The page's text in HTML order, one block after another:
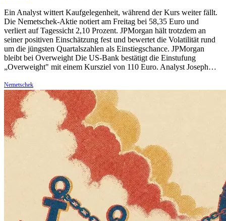
Ein Analyst wittert Kaufgelegenheit, während der Kurs weiter fällt.
Die Nemetschek-Aktie notiert am Freitag bei 58,35 Euro und
verliert auf Tagessicht 2,10 Prozent. JPMorgan hält trotzdem an
seiner positiven Einschätzung fest und bewertet die Volatilität rund
um die jüngsten Quartalszahlen als Einstiegschance. JPMorgan
bleibt bei Overweight Die US-Bank bestätigt die Einstufung
„Overweight" mit einem Kursziel von 110 Euro. Analyst Joseph…
Nemetschek